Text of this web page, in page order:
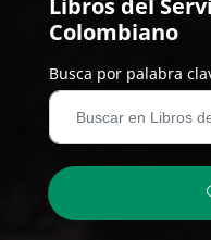
Libros del
Colombiano
Busca por palabra